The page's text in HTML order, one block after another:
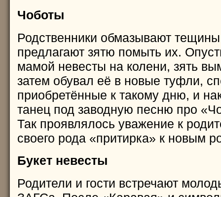
Чоботы
Родственники обмазывают тещины
предлагают зятю помыть их.
мамой невесты на колени, зять
затем обувал её в новые туфли,
приобретённые к такому дню, и
танец под заводную песню про
Так проявлялось уважение к
своего рода «притирка» к новым
Букет невесты
Родители и гости встречают